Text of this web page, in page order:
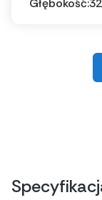
Głębokość: